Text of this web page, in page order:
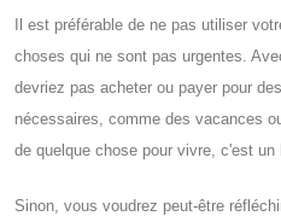
Il est préférable de ne pas utiliser
choses qui ne sont pas urgentes.
devriez pas acheter ou payer pour
nécessaires, comme des vacances
de quelque chose pour vivre, c'est un
Sinon, vous voudrez peut-être